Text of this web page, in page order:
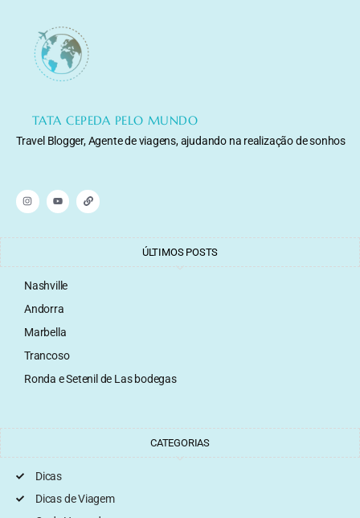
TATA CEPEDA PELO MUNDO
Travel Blogger, Agente de viagens, ajudando na realização de sonhos
ÚLTIMOS POSTS
Nashville
Andorra
Marbella
Trancoso
Ronda e Setenil de Las bodegas
CATEGORIAS
Dicas
Dicas de Viagem